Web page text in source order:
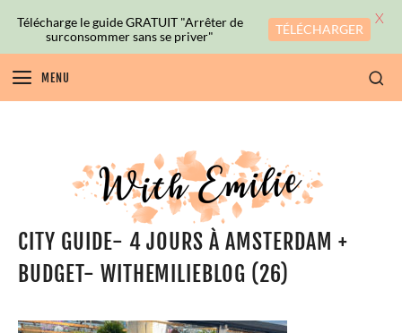
MENU
CITY GUIDE- 4 JOURS À AMSTERDAM +
BUDGET- WITHEMILIEBLOG (26)
Télécharge le guide GRATUIT "Arrêter de
surconsommer sans se priver"
TÉLÉCHARGER
X